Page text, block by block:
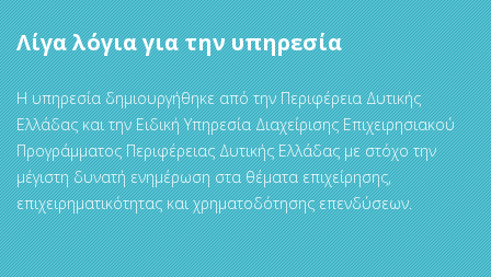
Λίγα λόγια για την υπηρεσία
Η υπηρεσία δημιουργήθηκε από την Περιφέρεια Δυτικής
Ελλάδας και την Ειδική Υπηρεσία Διαχείρισης Επιχειρησιακού
Προγράμματος Περιφέρειας Δυτικής Ελλάδας με στόχο την
μέγιστη δυνατή ενημέρωση στα θέματα επιχείρησης,
επιχειρηματικότητας και χρηματοδότησης επενδύσεων.